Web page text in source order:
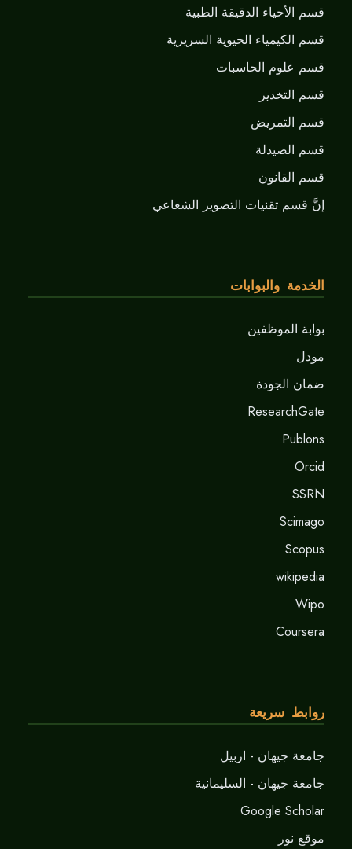
قسم الأحياء الدقيقة الطبية
قسم الكيمياء الحيوية السريرية
قسم علوم الحاسبات
قسم التخدير
قسم التمريض
قسم الصيدلة
قسم القانون
إنَّ قسم تقنيات التصوير الشعاعي
الخدمة والبوابات
بوابة الموظفين
مودل
ضمان الجودة
ResearchGate
Publons
Orcid
SSRN
Scimago
Scopus
wikipedia
Wipo
Coursera
روابط سريعة
جامعة جيهان - اربيل
جامعة جيهان - السليمانية
Google Scholar
موقع نور